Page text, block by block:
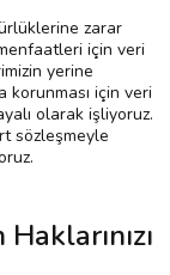
zarar
için veri
yerine
korunması için veri
olarak işliyoruz.
sözleşmeyle